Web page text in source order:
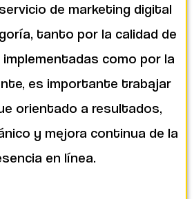
de marketing digital
tanto por la calidad de
como por la
es importante trabajar
orientado a resultados,
y mejora continua de la
en línea.